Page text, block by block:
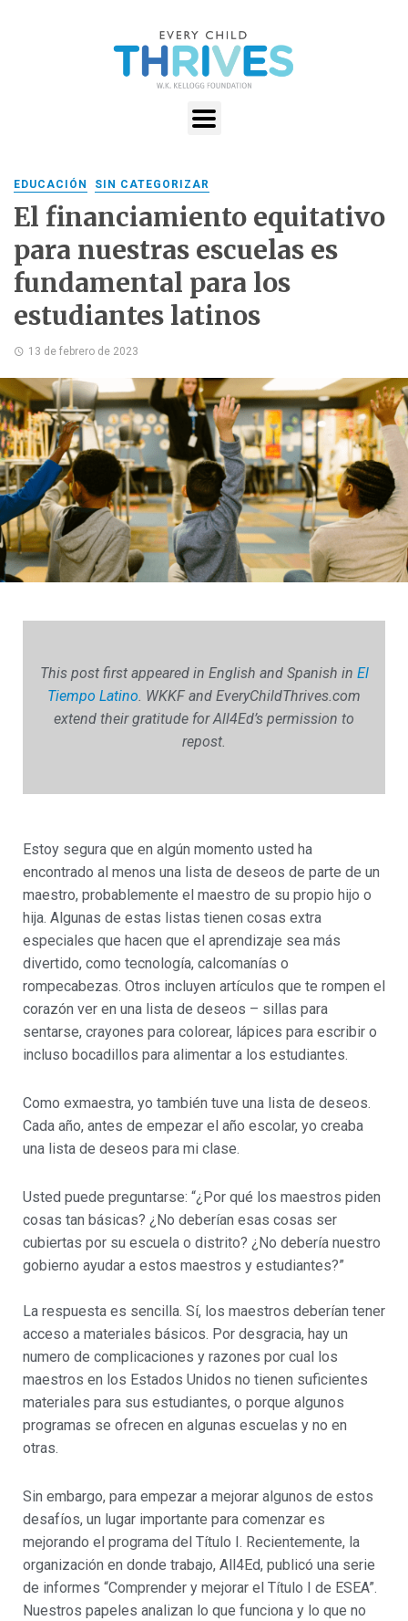
EDUCACIÓN SIN CATEGORIZAR
El financiamiento equitativo
para nuestras escuelas es
fundamental para los
estudiantes latinos
13 de febrero de 2023
This post first appeared in English and Spanish in El
Tiempo Latino . WKKF and EveryChildThrives.com
extend their gratitude for All4Ed’s permission to
repost.
Estoy segura que en algún momento usted ha
encontrado al menos una lista de deseos de parte de un
maestro, probablemente el maestro de su propio hijo o
hija. Algunas de estas listas tienen cosas extra
especiales que hacen que el aprendizaje sea más
divertido, como tecnología, calcomanías o
rompecabezas. Otros incluyen artículos que te rompen el
corazón ver en una lista de deseos – sillas para
sentarse, crayones para colorear, lápices para escribir o
incluso bocadillos para alimentar a los estudiantes.
Como exmaestra, yo también tuve una lista de deseos.
Cada año, antes de empezar el año escolar, yo creaba
una lista de deseos para mi clase.
Usted puede preguntarse: “¿Por qué los maestros piden
cosas tan básicas? ¿No deberían esas cosas ser
cubiertas por su escuela o distrito? ¿No debería nuestro
gobierno ayudar a estos maestros y estudiantes?”
La respuesta es sencilla. Sí, los maestros deberían tener
acceso a materiales básicos. Por desgracia, hay un
numero de complicaciones y razones por cual los
maestros en los Estados Unidos no tienen suficientes
materiales para sus estudiantes, o porque algunos
programas se ofrecen en algunas escuelas y no en
otras.
Sin embargo, para empezar a mejorar algunos de estos
desafíos, un lugar importante para comenzar es
mejorando el programa del Título I. Recientemente, la
organización en donde trabajo, All4Ed, publicó una serie
de informes “Comprender y mejorar el Título I de ESEA”.
Nuestros papeles analizan lo que funciona y lo que no